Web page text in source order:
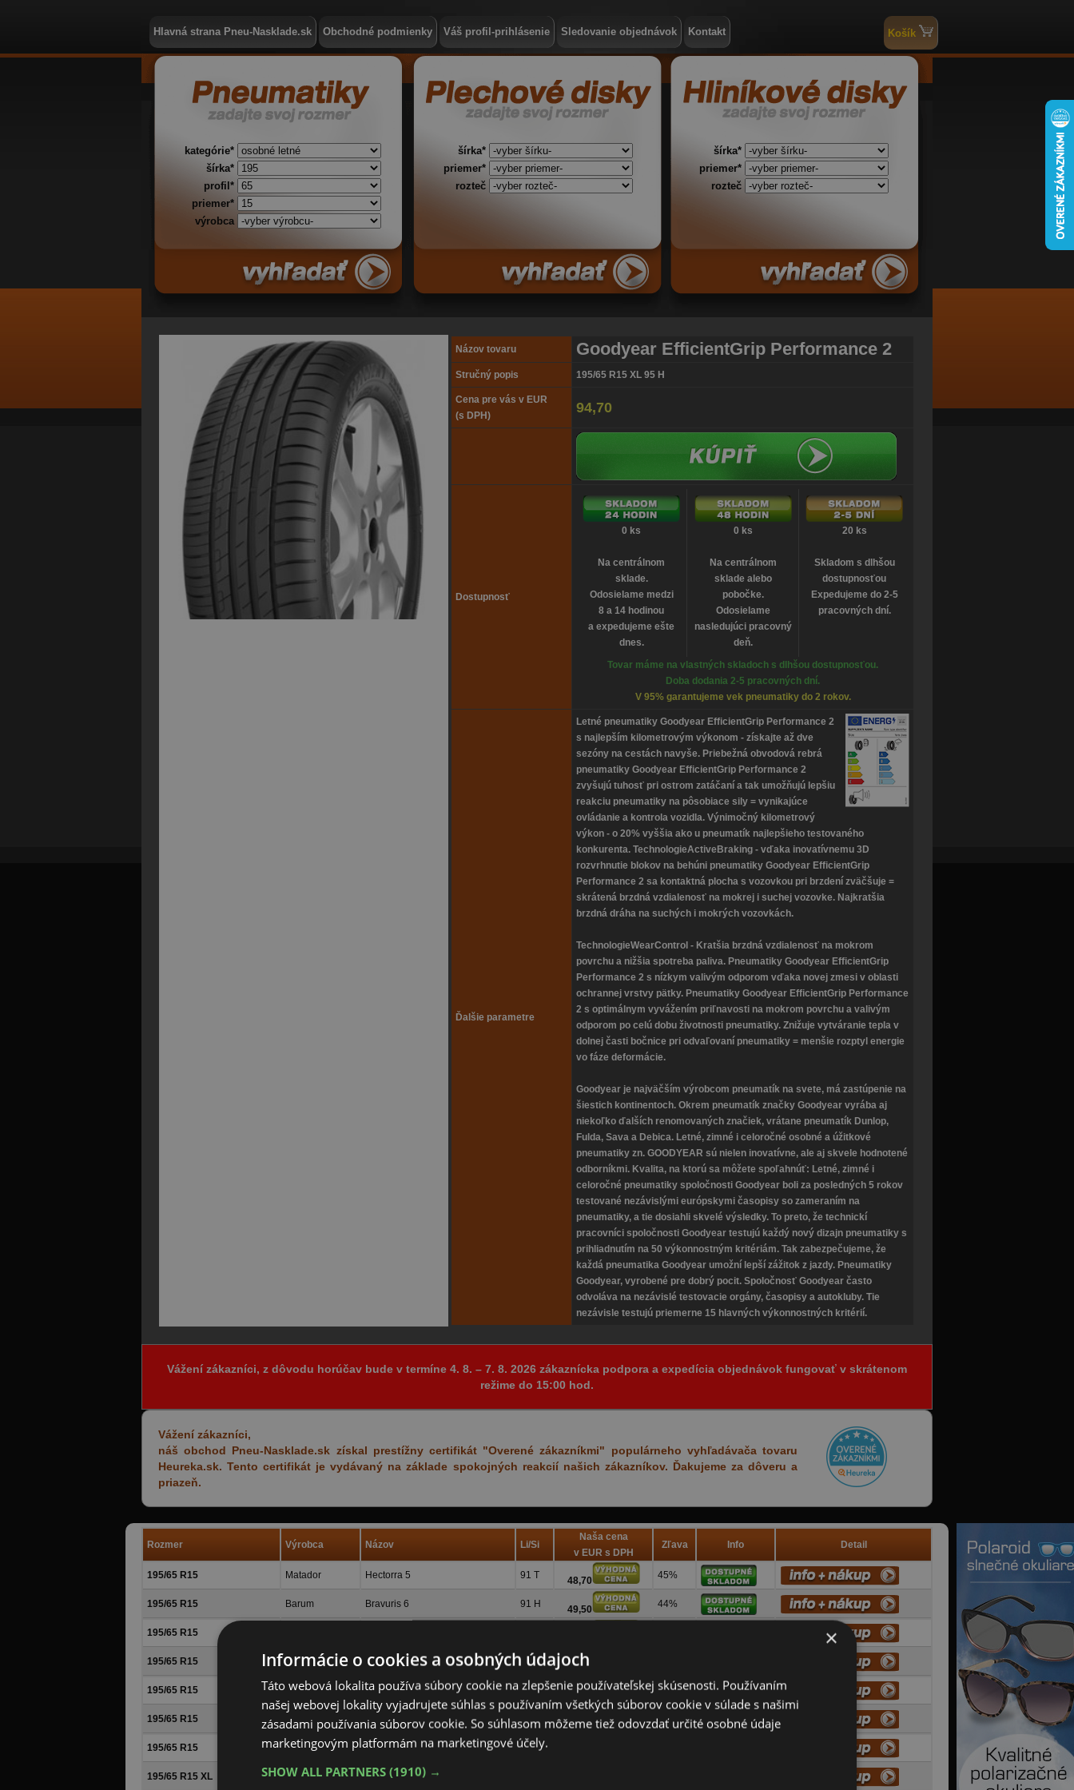
Hlavná strana Pneu-Nasklade.sk Obchodné podmienky Váš profil-prihlásenie Sledovanie objednávok Kontakt Košík
kategórie*
šírka*
profil*
priemer*
výrobca
šírka*
priemer*
rozteč
šírka*
priemer*
rozteč
Názov tovaru Goodyear EfficientGrip Performance 2
Stručný popis 195/65 R15 XL 95 H
Cena pre vás v EUR
(s DPH)
94,70
Dostupnosť
0 ks
Na centrálnom
sklade.
Odosielame medzi
8 a 14 hodinou
a expedujeme ešte
dnes.
0 ks
Na centrálnom
sklade alebo
pobočke.
Odosielame
nasledujúci pracovný
deň.
20 ks
Skladom s dlhšou
dostupnosťou
Expedujeme do 2-5
pracovných dní.
Tovar máme na vlastných skladoch s dlhšou dostupnosťou.
Doba dodania 2-5 pracovných dní.
V 95% garantujeme vek pneumatiky do 2 rokov.
Ďalšie parametre
Letné pneumatiky Goodyear EfficientGrip Performance 2
s najlepším kilometrovým výkonom - získajte až dve
sezóny na cestách navyše. Priebežná obvodová rebrá
pneumatiky Goodyear EfficientGrip Performance 2
zvyšujú tuhosť pri ostrom zatáčaní a tak umožňujú lepšiu
reakciu pneumatiky na pôsobiace sily = vynikajúce
ovládanie a kontrola vozidla. Výnimočný kilometrový
výkon - o 20% vyššia ako u pneumatík najlepšieho testovaného
konkurenta. TechnologieActiveBraking - vďaka inovatívnemu 3D
rozvrhnutie blokov na behúni pneumatiky Goodyear EfficientGrip
Performance 2 sa kontaktná plocha s vozovkou pri brzdení zväčšuje =
skrátená brzdná vzdialenosť na mokrej i suchej vozovke. Najkratšia
brzdná dráha na suchých i mokrých vozovkách.
TechnologieWearControl - Kratšia brzdná vzdialenosť na mokrom
povrchu a nižšia spotreba paliva. Pneumatiky Goodyear EfficientGrip
Performance 2 s nízkym valivým odporom vďaka novej zmesi v oblasti
ochrannej vrstvy pätky. Pneumatiky Goodyear EfficientGrip Performance
2 s optimálnym vyvážením priľnavosti na mokrom povrchu a valivým
odporom po celú dobu životnosti pneumatiky. Znižuje vytváranie tepla v
dolnej časti bočnice pri odvaľovaní pneumatiky = menšie rozptyl energie
vo fáze deformácie.
Goodyear je najväčším výrobcom pneumatík na svete, má zastúpenie na
šiestich kontinentoch. Okrem pneumatík značky Goodyear vyrába aj
niekoľko ďalších renomovaných značiek, vrátane pneumatík Dunlop,
Fulda, Sava a Debica. Letné, zimné i celoročné osobné a úžitkové
pneumatiky zn. GOODYEAR sú nielen inovatívne, ale aj skvele hodnotené
odborníkmi. Kvalita, na ktorú sa môžete spoľahnúť: Letné, zimné i
celoročné pneumatiky spoločnosti Goodyear boli za posledných 5 rokov
testované nezávislými európskymi časopisy so zameraním na
pneumatiky, a tie dosiahli skvelé výsledky. To preto, že technickí
pracovníci spoločnosti Goodyear testujú každý nový dizajn pneumatiky s
prihliadnutím na 50 výkonnostným kritériám. Tak zabezpečujeme, že
každá pneumatika Goodyear umožní lepší zážitok z jazdy. Pneumatiky
Goodyear, vyrobené pre dobrý pocit. Spoločnosť Goodyear často
odvoláva na nezávislé testovacie orgány, časopisy a autokluby. Tie
nezávisle testujú priemerne 15 hlavných výkonnostných kritérií.
Vážení zákazníci, z dôvodu horúčav bude v termíne 4. 8. – 7. 8. 2026 zákaznícka podpora a expedícia objednávok fungovať v skrátenom
režime do 15:00 hod.
Vážení zákazníci,
náš obchod Pneu-Nasklade.sk získal prestížny certifikát "Overené zákazníkmi" populárneho vyhľadávača tovaru
Heureka.sk. Tento certifikát je vydávaný na základe spokojných reakcií našich zákazníkov. Ďakujeme za dôveru a
priazeň.
Rozmer Výrobca Názov Li/Si
Naša cena
v EUR s DPH
Zľava Info Detail
195/65 R15 Matador Hectorra 5 91 T 48,70 45%
195/65 R15 Barum Bravuris 6 91 H 49,50 44%
195/65 R15
195/65 R15 Barum Bravuris 6 91 V 52,50
195/65 R15 Continental UltraContact 91 H 74,00 53%
195/65 R15 Nokian Tyres Wetproof 1 91 H 52,60 54%
195/65 R15 Nokian Tyres Wetproof 1 91 V
195/65 R15 XL Nokian Tyres Wetproof 1
×
Informácie o cookies a osobných údajoch
Táto webová lokalita používa súbory cookie na zlepšenie používateľskej skúsenosti. Používaním
našej webovej lokality vyjadrujete súhlas s používaním všetkých súborov cookie v súlade s našimi
zásadami používania súborov cookie. So súhlasom môžeme tiež odovzdať určité osobné údaje
marketingovým platformám na marketingové účely.
SHOW ALL PARTNERS (1910) →